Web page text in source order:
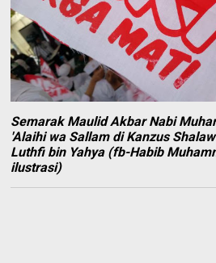
Semarak Maulid Akbar Nabi
'Alaihi wa Sallam di Kanzus
Luthfi bin Yahya (fb-Habib
ilustrasi)